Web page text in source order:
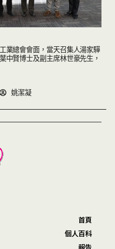
業總會會面，當天召集人湯家驊
中賢博士及副主席林世豪先生，
姚潔凝
首頁
個人百科
報告